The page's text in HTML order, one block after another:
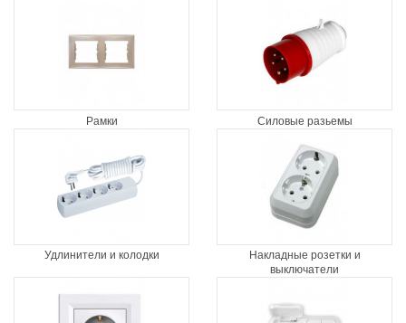
Рамки Силовые разьемы
Удлинители и колодки
Накладные розетки и
выключатели